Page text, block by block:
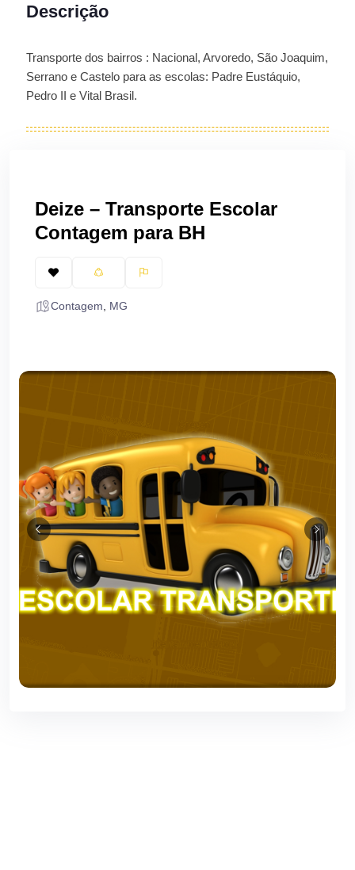
Deize – Transporte Escolar
Contagem para BH
Contagem MG
Descrição
Transporte dos bairros : Nacional, Arvoredo, São Joaquim,
Serrano e Castelo para as escolas: Padre Eustáquio,
Pedro II e Vital Brasil.